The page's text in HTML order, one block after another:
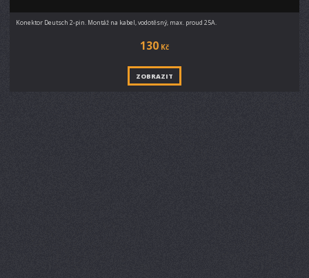
Konektor Deutsch 2-pin. Montáž na kabel, vodotěsný, max. proud 25A.
130 Kč
ZOBRAZIT